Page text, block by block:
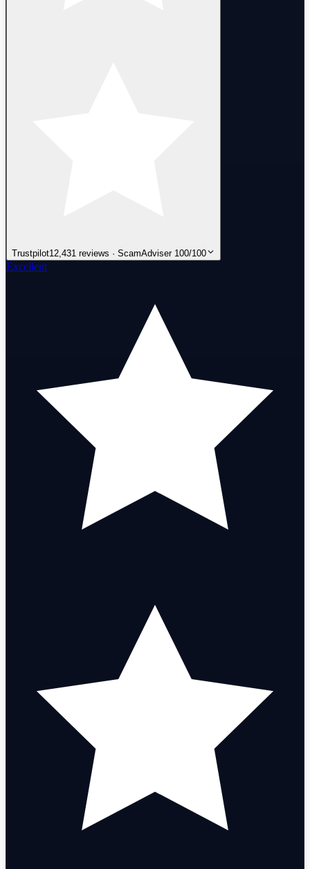
Trustpilot12,431 reviews · ScamAdviser 100/100
Excellent